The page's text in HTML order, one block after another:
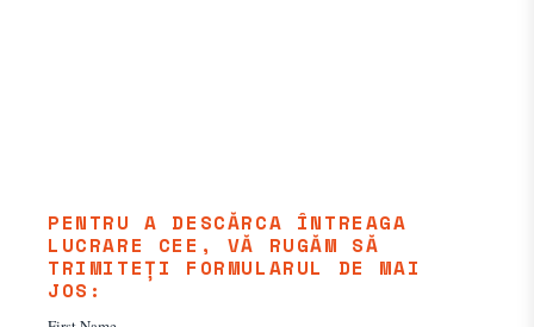
PENTRU A DESCĂRCA ÎNTREAGA
LUCRARE CEE, VĂ RUGĂM SĂ
TRIMITEȚI FORMULARUL DE MAI
JOS: